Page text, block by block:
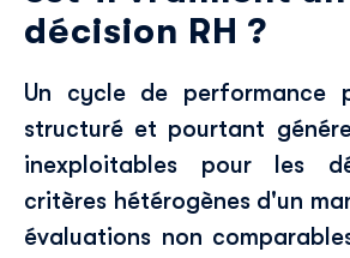
décision RH ?
Un cycle de performance
structuré et pourtant
inexploitables pour les
critères hétérogènes d'un
évaluations non